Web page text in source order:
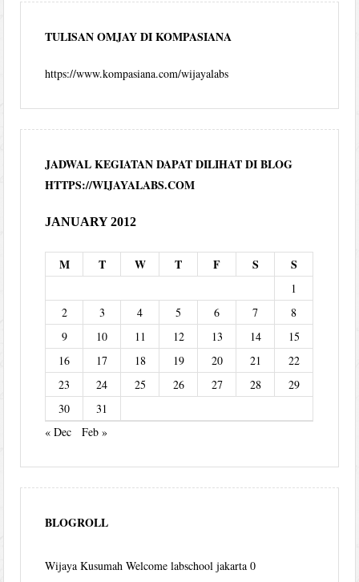
TULISAN OMJAY DI KOMPASIANA
https://www.kompasiana.com/wijayalabs
JADWAL KEGIATAN DAPAT DILIHAT DI BLOG
HTTPS://WIJAYALABS.COM
JANUARY 2012
M T W T F S S
1
2
3 4 5 6 7
8
9
10 11 12 13 14
15
16
17 18 19 20 21
22
23
24 25 26 27 28
29
30
31
« Dec
Feb »
BLOGROLL
Wijaya Kusumah Welcome labschool jakarta 0